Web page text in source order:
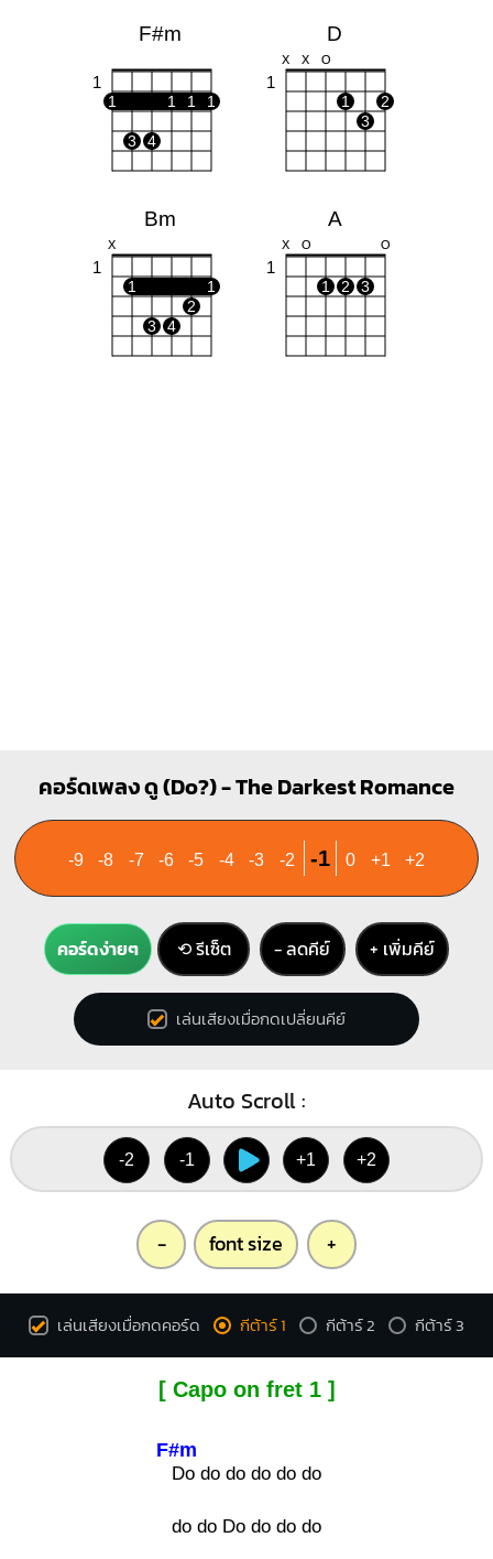
F#m
1
1 1 1 1
3 4
D
X X O
1
1
2
3
Bm
X
1
1
1
2
3
4
A
X O O
1
1 2 3
คอร์ดเพลง ดู (Do?) - The Darkest Romance
-9 -8 -7 -6 -5 -4 -3 -2 -1 0 +1 +2
คอร์ดง่ายๆ ⟲ รีเซ็ต − ลดคีย์ + เพิ่มคีย์
เล่นเสียงเมื่อกดเปลี่ยนคีย์
Auto Scroll :
-2 -1 +1 +2
- font size +
เล่นเสียงเมื่อกดคอร์ด กีต้าร์ 1 กีต้าร์ 2 กีต้าร์ 3
[ Capo on fret 1 ]
F#m
Do do do do do do
do do Do do do do